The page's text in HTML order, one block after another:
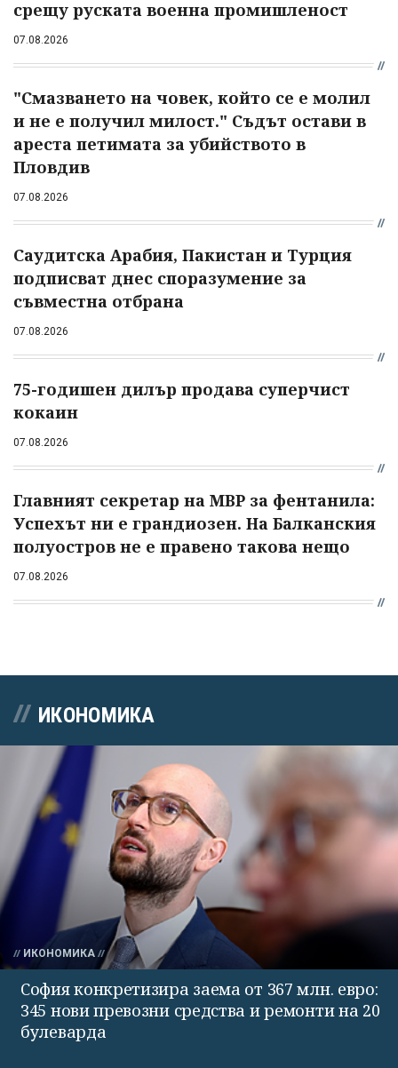
срещу руската военна промишленост
07.08.2026
"Смазването на човек, който се е молил
и не е получил милост." Съдът остави в
ареста петимата за убийството в
Пловдив
07.08.2026
Саудитска Арабия, Пакистан и Турция
подписват днес споразумение за
съвместна отбрана
07.08.2026
75-годишен дилър продава суперчист
кокаин
07.08.2026
Главният секретар на МВР за фентанила:
Успехът ни е грандиозен. На Балканския
полуостров не е правено такова нещо
07.08.2026
ИКОНОМИКА
ИКОНОМИКА
София конкретизира заема от 367 млн. евро:
345 нови превозни средства и ремонти на 20
булеварда